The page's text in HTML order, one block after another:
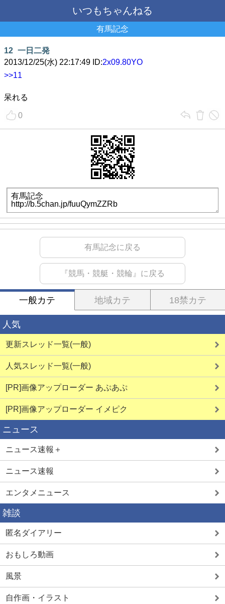
いつもちゃんねる
有馬記念
12 一日二発
2013/12/25(水) 22:17:49 ID:2x09.80YO
>>11
呆れる
0
有馬記念に戻る
『競馬・競艇・競輪』に戻る
一般カテ 地域カテ 18禁カテ
人気
更新スレッド一覧(一般)
人気スレッド一覧(一般)
[PR]画像アップローダー あぷあぷ
[PR]画像アップローダー イメピク
ニュース
ニュース速報＋
ニュース速報
エンタメニュース
雑談
匿名ダイアリー
おもしろ動画
風景
自作画・イラスト